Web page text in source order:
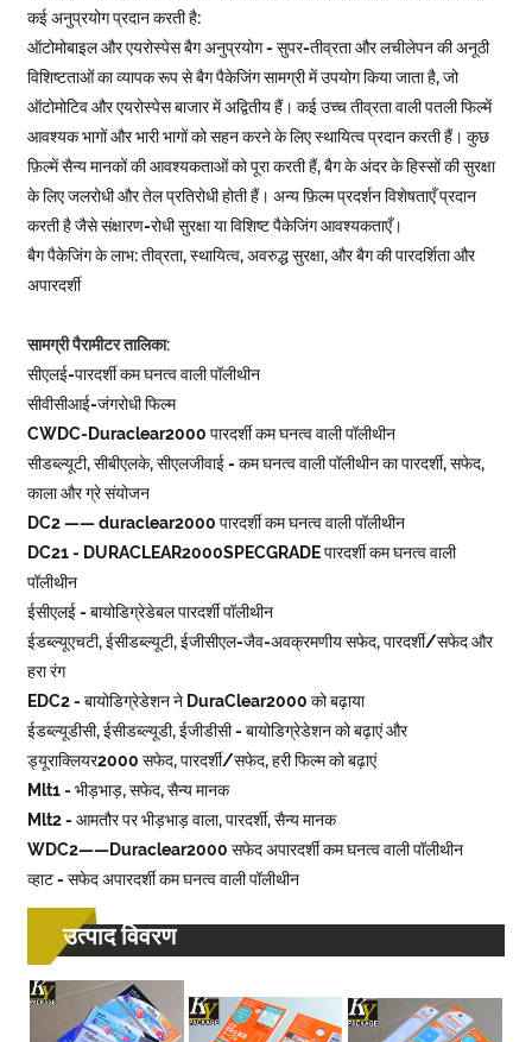
कई अनुप्रयोग प्रदान करती है:
ऑटोमोबाइल और एयरोस्पेस बैग अनुप्रयोग - सुपर-तीव्रता और लचीलेपन की अनूठी
विशिष्टताओं का व्यापक रूप से बैग पैकेजिंग सामग्री में उपयोग किया जाता है, जो
ऑटोमोटिव और एयरोस्पेस बाजार में अद्वितीय हैं। कई उच्च तीव्रता वाली पतली फिल्में
आवश्यक भागों और भारी भागों को सहन करने के लिए स्थायित्व प्रदान करती हैं। कुछ
फ़िल्में सैन्य मानकों की आवश्यकताओं को पूरा करती हैं, बैग के अंदर के हिस्सों की सुरक्षा
के लिए जलरोधी और तेल प्रतिरोधी होती हैं। अन्य फ़िल्म प्रदर्शन विशेषताएँ प्रदान
करती है जैसे संक्षारण-रोधी सुरक्षा या विशिष्ट पैकेजिंग आवश्यकताएँ।
बैग पैकेजिंग के लाभ: तीव्रता, स्थायित्व, अवरुद्ध सुरक्षा, और बैग की पारदर्शिता और
अपारदर्शी
सामग्री पैरामीटर तालिका:
सीएलई-पारदर्शी कम घनत्व वाली पॉलीथीन
सीवीसीआई-जंगरोधी फिल्म
CWDC-Duraclear2000 पारदर्शी कम घनत्व वाली पॉलीथीन
सीडब्ल्यूटी, सीबीएलके, सीएलजीवाई - कम घनत्व वाली पॉलीथीन का पारदर्शी, सफेद,
काला और ग्रे संयोजन
DC2 —— duraclear2000 पारदर्शी कम घनत्व वाली पॉलीथीन
DC21 - DURACLEAR2000SPECGRADE पारदर्शी कम घनत्व वाली
पॉलीथीन
ईसीएलई - बायोडिग्रेडेबल पारदर्शी पॉलीथीन
ईडब्ल्यूएचटी, ईसीडब्ल्यूटी, ईजीसीएल-जैव-अवक्रमणीय सफेद, पारदर्शी/सफेद और
हरा रंग
EDC2 - बायोडिग्रेडेशन ने DuraClear2000 को बढ़ाया
ईडब्ल्यूडीसी, ईसीडब्ल्यूडी, ईजीडीसी - बायोडिग्रेडेशन को बढ़ाएं और
ड्यूराक्लियर2000 सफेद, पारदर्शी/सफेद, हरी फिल्म को बढ़ाएं
Mlt1 - भीड़भाड़, सफेद, सैन्य मानक
Mlt2 - आमतौर पर भीड़भाड़ वाला, पारदर्शी, सैन्य मानक
WDC2——Duraclear2000 सफेद अपारदर्शी कम घनत्व वाली पॉलीथीन
व्हाट - सफेद अपारदर्शी कम घनत्व वाली पॉलीथीन
उत्पाद विवरण